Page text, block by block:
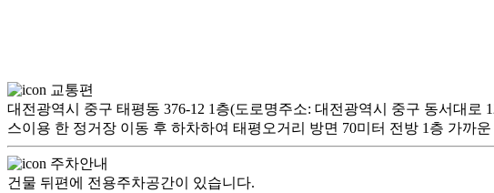
교통편
대전광역시 중구 태평동 376-12 1층(도로명주소: 대전광역시 중구 동서대로
스이용 한 정거장 이동 후 하차하여 태평오거리 방면 70미터 전방 1층 가까
주차안내
건물 뒤편에 전용주차공간이 있습니다.